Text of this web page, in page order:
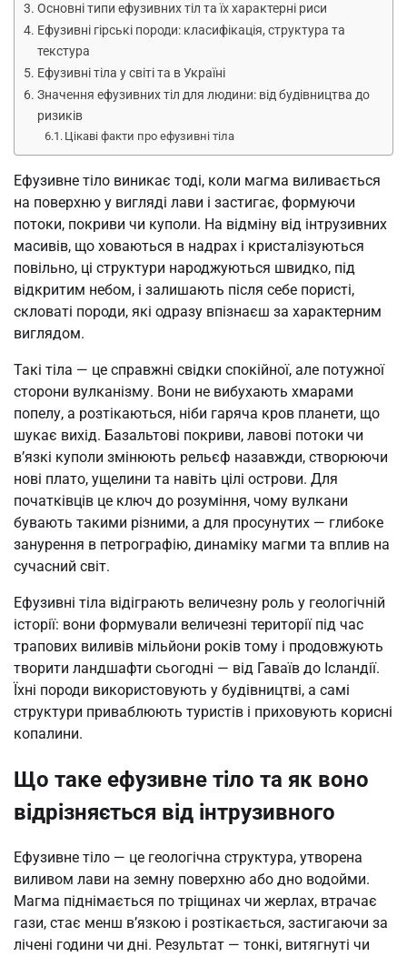
Основні типи ефузивних тіл та їх характерні риси
Ефузивні гірські породи: класифікація, структура та
текстура
Ефузивні тіла у світі та в Україні
Значення ефузивних тіл для людини: від будівництва до
ризиків
Цікаві факти про ефузивні тіла
Ефузивне тіло виникає тоді, коли магма виливається
на поверхню у вигляді лави і застигає, формуючи
потоки, покриви чи куполи. На відміну від інтрузивних
масивів, що ховаються в надрах і кристалізуються
повільно, ці структури народжуються швидко, під
відкритим небом, і залишають після себе пористі,
скловаті породи, які одразу впізнаєш за характерним
виглядом.
Такі тіла — це справжні свідки спокійної, але потужної
сторони вулканізму. Вони не вибухають хмарами
попелу, а розтікаються, ніби гаряча кров планети, що
шукає вихід. Базальтові покриви, лавові потоки чи
в’язкі куполи змінюють рельєф назавжди, створюючи
нові плато, ущелини та навіть цілі острови. Для
початківців це ключ до розуміння, чому вулкани
бувають такими різними, а для просунутих — глибоке
занурення в петрографію, динаміку магми та вплив на
сучасний світ.
Ефузивні тіла відіграють величезну роль у геологічній
історії: вони формували величезні території під час
трапових виливів мільйони років тому і продовжують
творити ландшафти сьогодні — від Гаваїв до Ісландії.
Їхні породи використовують у будівництві, а самі
структури приваблюють туристів і приховують корисні
копалини.
Що таке ефузивне тіло та як воно
відрізняється від інтрузивного
Ефузивне тіло — це геологічна структура, утворена
виливом лави на земну поверхню або дно водойми.
Магма піднімається по тріщинах чи жерлах, втрачає
гази, стає менш в’язкою і розтікається, застигаючи за
лічені години чи дні. Результат — тонкі, витягнуті чи